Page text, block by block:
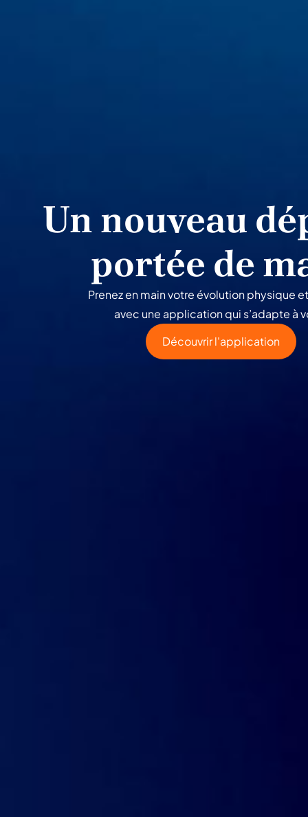
Un nouveau
portée de
Prenez en main votre évolution physique
avec une application qui s’adapte à
Découvrir l'application